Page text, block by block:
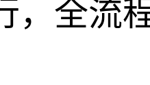
，全流